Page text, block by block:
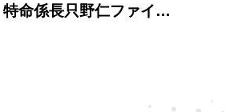
特命係長只野仁ファイ…